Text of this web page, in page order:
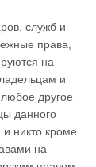
служб и
права,
на
и
другое
данного
никто кроме
на